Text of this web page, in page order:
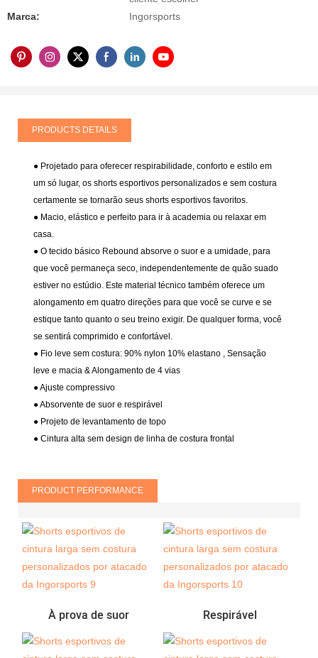
Marca:
Ingorsports
PRODUCTS DETAILS
● Projetado para oferecer respirabilidade, conforto e estilo em
um só lugar, os shorts esportivos personalizados e sem costura
certamente se tornarão seus shorts esportivos favoritos.
● Macio, elástico e perfeito para ir à academia ou relaxar em
casa.
● O tecido básico Rebound absorve o suor e a umidade, para
que você permaneça seco, independentemente de quão suado
estiver no estúdio. Este material técnico também oferece um
alongamento em quatro direções para que você se curve e se
estique tanto quanto o seu treino exigir. De qualquer forma, você
se sentirá comprimido e confortável.
● Fio leve sem costura: 90% nylon 10% elastano , Sensação
leve e macia & Alongamento de 4 vias
● Ajuste compressivo
●Absorvente de suor e respirável
● Projeto de levantamento de topo
● Cintura alta sem design de linha de costura frontal
PRODUCT PERFORMANCE
À prova de suor Respirável